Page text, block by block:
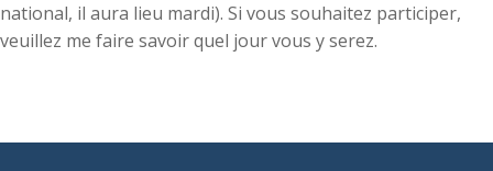
national, il aura lieu mardi). Si vous souhaitez participer,
veuillez me faire savoir quel jour vous y serez.